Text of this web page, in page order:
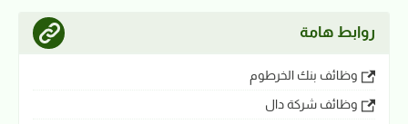
روابط هامة
وظائف بنك الخرطوم
وظائف شركة دال